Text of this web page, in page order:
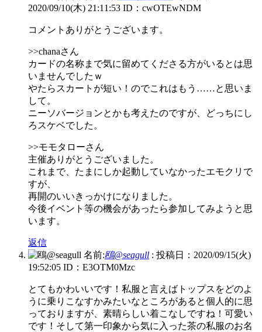
2020/09/10(木) 21:11:53 ID：cwOTEwNDM
コメントありがとうございます。
>>chanaさん
カードの名称まで気に留めてくださる方がいるとは思
いませんでしたｗ
やたらスカートが短い！のでこれはもう……と思いま
して。
ニーソバージョンとかも考えたのですが、どっちにし
ろスケベでした。
>>モモタローさん
主催ありがとうございました。
これまで、たまにしか起動していなかったエモクリで
すが、
再開のいいきっかけになりました。
今後イベント等の機会があったら参加してみようと思
います。
返信
名前:鴎@seagull : 投稿日：2020/09/15(火)
19:52:05 ID：E3OTM0Mzc
とてもかわいいです！私服と言えばトップスをどのよ
うに乗りこなすかみたいなところがあると個人的に思
っておりますが、素晴らしい着こなしですね！可愛い
です！そして第一印象から気に入った茶の私服のお名